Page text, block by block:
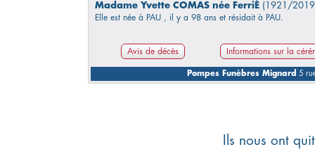
Madame Yvette COMAS née FerriÉ (1921/
Elle est née à PAU , il y a 98 ans et résidait à PAU.
Avis de décès Informations sur la
Pompes Funèbres Mignard 5
Ils nous ont